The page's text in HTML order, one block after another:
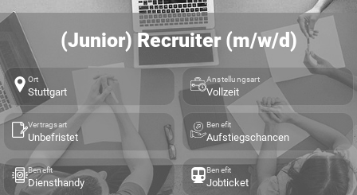
(Junior) Recruiter (m/w/d)
Ort
Stuttgart
Anstellungsart
Vollzeit
Vertragsart
Unbefristet
Benefit
Aufstiegschancen
Benefit
Diensthandy
Benefit
Jobticket